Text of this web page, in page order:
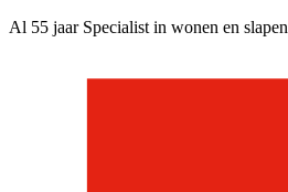
Al 55 jaar Specialist in wonen en slapen